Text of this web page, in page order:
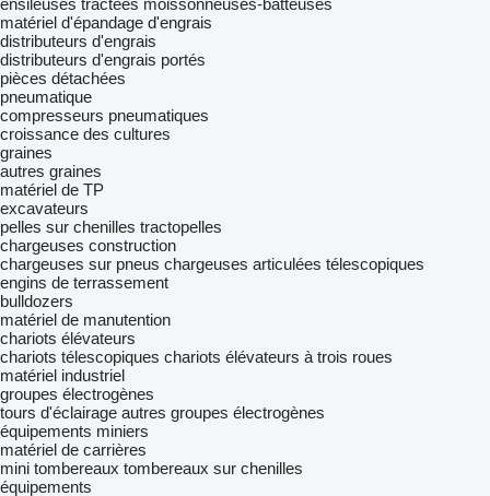
ensileuses tractées moissonneuses-batteuses
matériel d'épandage d'engrais
distributeurs d'engrais
distributeurs d'engrais portés
pièces détachées
pneumatique
compresseurs pneumatiques
croissance des cultures
graines
autres graines
matériel de TP
excavateurs
pelles sur chenilles tractopelles
chargeuses construction
chargeuses sur pneus chargeuses articulées télescopiques
engins de terrassement
bulldozers
matériel de manutention
chariots élévateurs
chariots télescopiques chariots élévateurs à trois roues
matériel industriel
groupes électrogènes
tours d'éclairage autres groupes électrogènes
équipements miniers
matériel de carrières
mini tombereaux tombereaux sur chenilles
équipements